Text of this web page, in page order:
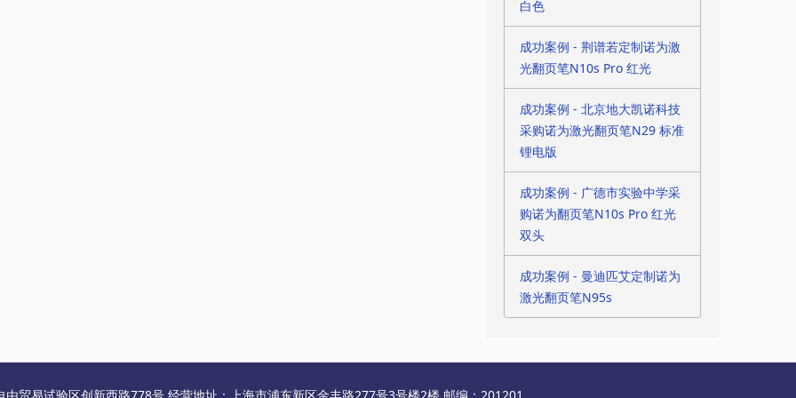
白色
成功案例 - 荆谱若定制诺为激
光翻页笔N10s Pro 红光
成功案例 - 北京地大凯诺科技
采购诺为激光翻页笔N29 标准
锂电版
成功案例 - 广德市实验中学采
购诺为翻页笔N10s Pro 红光
双头
成功案例 - 曼迪匹艾定制诺为
激光翻页笔N95s